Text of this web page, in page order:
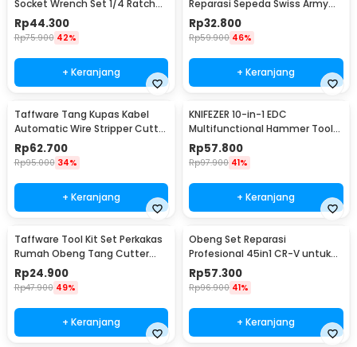
Socket Wrench Set 1/4 Ratchet
40 PCS - DB2020
Rp44.300
Rp75.900 42%
+ Keranjang
Reparasi Sepeda Swiss Army
EDC 11in1 - T25
Rp32.800
Rp59.900 46%
+ Keranjang
Taffware Tang Kupas Kabel
Automatic Wire Stripper Cutter
Crimper - TK0742
Rp62.700
Rp95.000 34%
+ Keranjang
KNIFEZER 10-in-1 EDC
Multifunctional Hammer Tool
for Camping Survival - WL-
9003
Rp57.800
Rp97.900 41%
+ Keranjang
Taffware Tool Kit Set Perkakas
Rumah Obeng Tang Cutter
Kunci L 12in1 - KS-011
Rp24.900
Rp47.900 49%
+ Keranjang
Obeng Set Reparasi
Profesional 45in1 CR-V untuk
HP Laptop Elektronik - 6093
Rp57.300
Rp96.900 41%
+ Keranjang